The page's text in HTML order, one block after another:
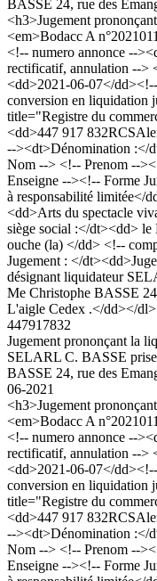
BASSE 24, rue des
<h3>Jugement
<em>Bodacc A
<!-- numero annonce --
rectificatif, annulation -->
<dd>2021-06-07</
conversion en liquidation
title="Registre du
<dd>447 917
--><dt>Dénomination
Nom --> <!-- Prenom --
Enseigne --><!-- Forme
à responsabilité
<dd>Arts du spectacle
siège social :</dt><dd>
ouche (la) </dd> <!--
Jugement : </
désignant liquidateur
Me Christophe BASSE
L'aigle Cedex .</dd></
447917832
Jugement prononçant la
SELARL C. BASSE
BASSE 24, rue des
06-2021
<h3>Jugement
<em>Bodacc A
<!-- numero annonce --
rectificatif, annulation -->
<dd>2021-06-07</
conversion en liquidation
title="Registre du
<dd>447 917
--><dt>Dénomination
Nom --> <!-- Prenom --
Enseigne --><!-- Forme